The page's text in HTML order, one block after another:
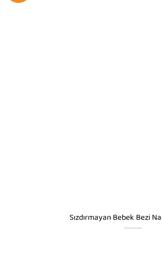
Sızdırmayan Bebek Bezi